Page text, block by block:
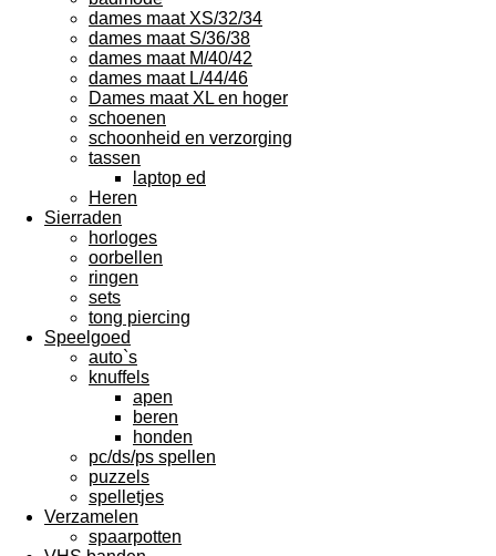
dames maat XS/32/34
dames maat S/36/38
dames maat M/40/42
dames maat L/44/46
Dames maat XL en hoger
schoenen
schoonheid en verzorging
tassen
laptop ed
Heren
Sierraden
horloges
oorbellen
ringen
sets
tong piercing
Speelgoed
auto`s
knuffels
apen
beren
honden
pc/ds/ps spellen
puzzels
spelletjes
Verzamelen
spaarpotten